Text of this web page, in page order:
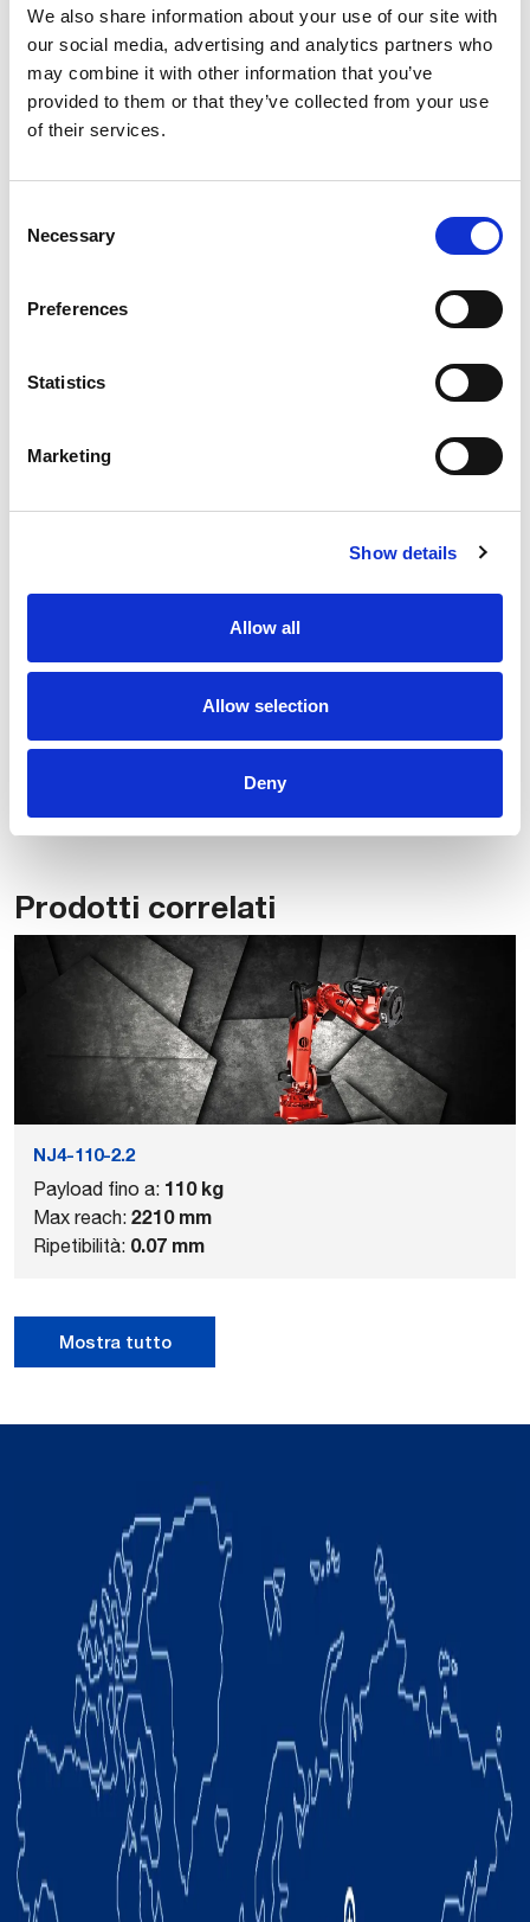
We also share information about your use of our site with
our social media, advertising and analytics partners who
may combine it with other information that you’ve
provided to them or that they’ve collected from your use
of their services.
Selection
Necessary
Preferences
Statistics
Marketing
Show details
Allow all
Allow selection
Deny
Slitte
Compact 1.0 (Steel Joint)
Prodotti correlati
NJ4-110-2.2
Payload fino a: 110 kg
Max reach: 2210 mm
Ripetibilità: 0.07 mm
Mostra tutto